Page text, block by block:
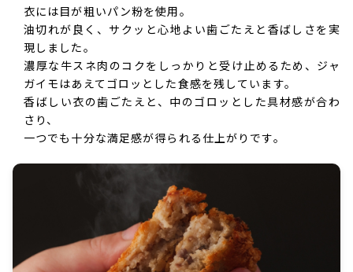
衣には目が粗いパン粉を使用。
油切れが良く、サクッと心地よい歯ごたえと香ばしさを実
現しました。
濃厚な牛スネ肉のコクをしっかりと受け止めるため、ジャ
ガイモはあえてゴロッとした食感を残しています。
香ばしい衣の歯ごたえと、中のゴロッとした具材感が合わ
さり、
一つでも十分な満足感が得られる仕上がりです。